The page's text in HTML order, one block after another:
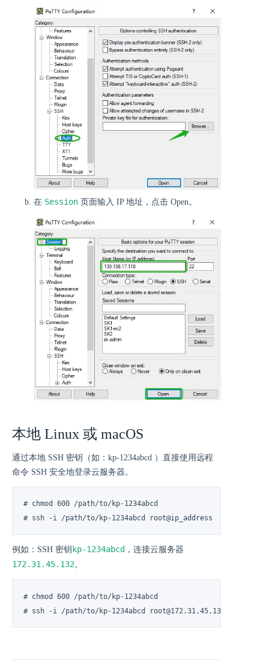
在 Session 页面输入 IP 地址，点击 Open。
本地 Linux 或 macOS
通过本地 SSH 密钥（如：kp-1234abcd ）直接使用远程
命令 SSH 安全地登录云服务器。
# chmod 600 /path/to/kp-1234abcd
# ssh -i /path/to/kp-1234abcd root@ip_address
例如：SSH 密钥 kp-1234abcd ，连接云服务器
172.31.45.132。
# chmod 600 /path/to/kp-1234abcd
# ssh -i /path/to/kp-1234abcd root@172.31.45.132